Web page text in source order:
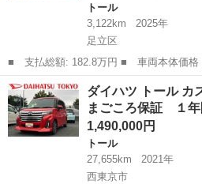
トール
3,122km
2025年
足立区
■ 支払総額: 182.8万円 ■ 車両本体価格： 1,750,000 円 ■ メーカ
ー名： ダイハツ ■ 車種名： トール
Ｇ ９インチディスプレイオーディオ
間・距離...
東京 足立区 トール
ダイハツ トール
まごころ保証 １
1,490,000円
トール
27,655km
2021年
西東京市